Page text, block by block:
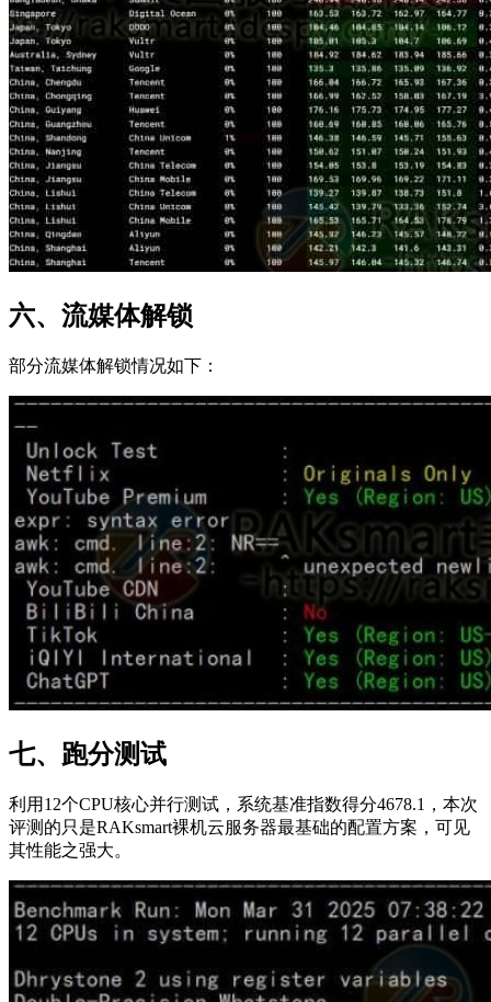
六、流媒体解锁
部分流媒体解锁情况如下：
七、跑分测试
利用12个CPU核心并行测试，系统基准指数得分4678.1，本次
评测的只是RAKsmart裸机云服务器最基础的配置方案，可见
其性能之强大。